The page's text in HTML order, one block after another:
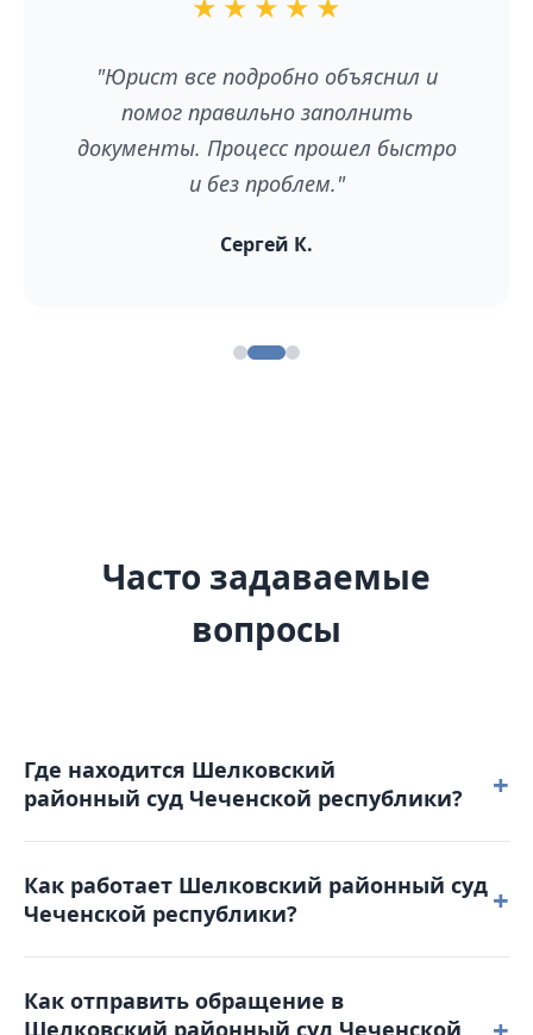
"Юрист все подробно объяснил и
помог правильно заполнить
документы. Процесс прошел быстро
и без проблем."
Сергей К.
Часто задаваемые
вопросы
Где находится Шелковский
районный суд Чеченской республики?
+
расположен по адресу: 366100, Чеченская
республика, ст. Шелковская, ул. Советская, д. 50.
Как работает Шелковский районный суд
Чеченской республики?
+
00 пятница: с 9-00 до 17-00. Обеденный перерыв с
Как отправить обращение в
Шелковский районный суд Чеченской